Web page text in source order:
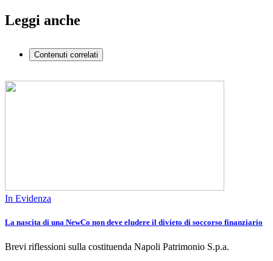
Leggi anche
Contenuti correlati
In Evidenza
La nascita di una NewCo non deve eludere il divieto di soccorso finanziario
Brevi riflessioni sulla costituenda Napoli Patrimonio S.p.a.